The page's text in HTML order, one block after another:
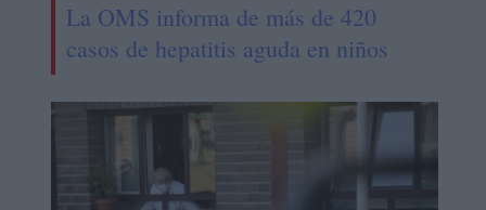
La OMS informa de más de 420
casos de hepatitis aguda en niños